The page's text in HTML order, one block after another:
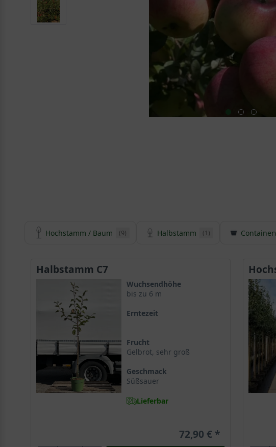
Hochstamm / Baum
(9) Halbstamm (1)
Halbstamm C7
Wuchsendhöhe
bis zu 6 m
Erntezeit
Frucht
Gelbrot, sehr groß
Geschmack
Süßsauer
Lieferbar
72,90 €